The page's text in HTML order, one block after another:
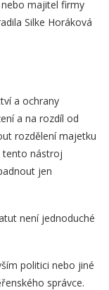
majitel firmy
Silke Horáková
a ochrany
a na rozdíl od
rozdělení majetku
tento nástroj
jen
není jednoduché
politici nebo jiné
správce.